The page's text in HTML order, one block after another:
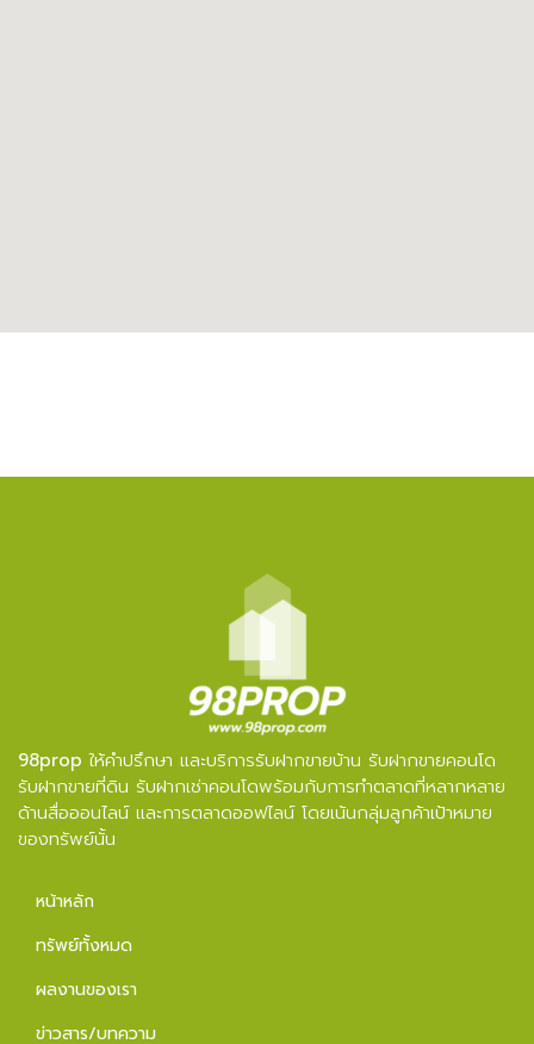
98prop ให้คำปรึกษา และบริการรับฝากขายบ้าน รับฝากขายคอนโด
รับฝากขายที่ดิน รับฝากเช่าคอนโดพร้อมกับการทำตลาดที่หลากหลาย
ด้านสื่อออนไลน์ และการตลาดออฟไลน์ โดยเน้นกลุ่มลูกค้าเป้าหมาย
ของทรัพย์นั้น
หน้าหลัก
ทรัพย์ทั้งหมด
ผลงานของเรา
ข่าวสาร/บทความ